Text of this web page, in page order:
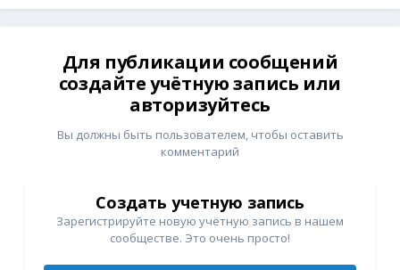
Для публикации сообщений
создайте учётную запись или
авторизуйтесь
Вы должны быть пользователем, чтобы оставить
комментарий
Создать учетную запись
Зарегистрируйте новую учётную запись в нашем
сообществе. Это очень просто!